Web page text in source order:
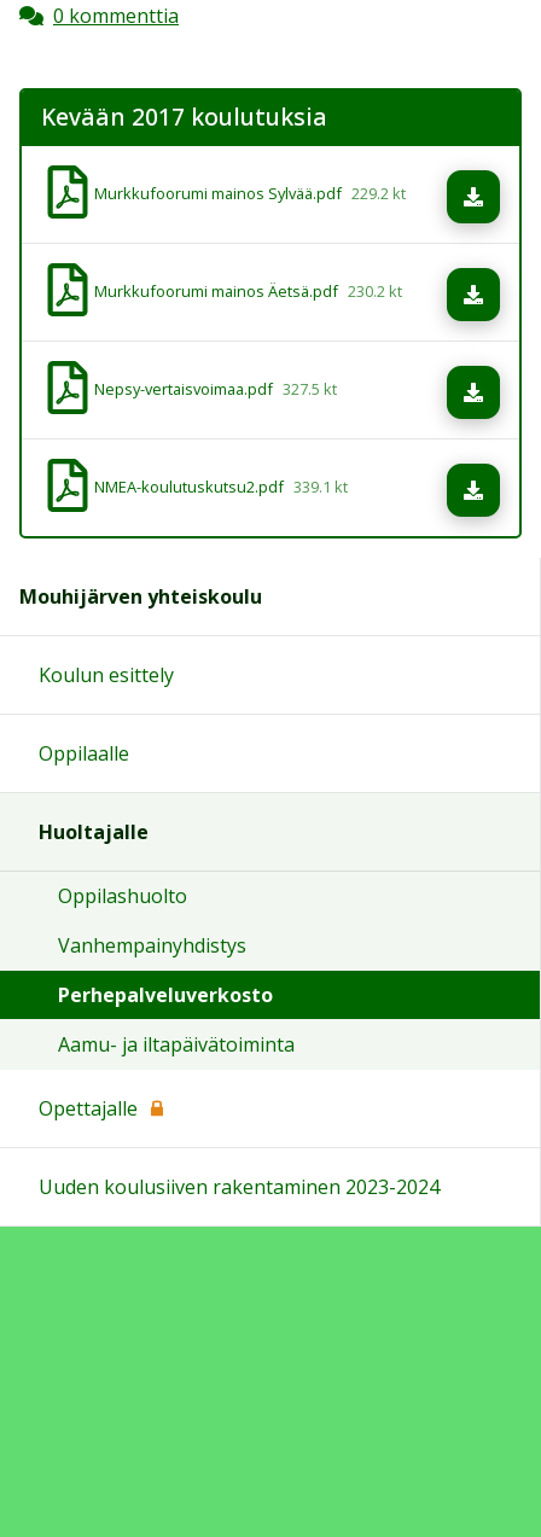
0 kommenttia
Kevään 2017 koulutuksia
Murkkufoorumi mainos Sylvää.pdf 229.2 kt
Murkkufoorumi mainos Äetsä.pdf 230.2 kt
Nepsy-vertaisvoimaa.pdf 327.5 kt
NMEA-koulutuskutsu2.pdf 339.1 kt
Mouhijärven yhteiskoulu
Koulun esittely
Oppilaalle
Huoltajalle
Oppilashuolto
Vanhempainyhdistys
Perhepalveluverkosto
Aamu- ja iltapäivätoiminta
Opettajalle
Uuden koulusiiven rakentaminen 2023-2024